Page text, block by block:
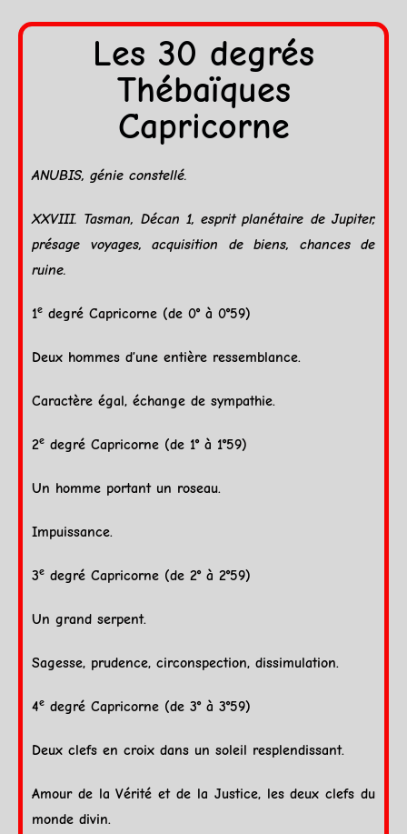
Les 30 degrés
Thébaïques
Capricorne
ANUBIS, génie constellé.
XXVIII. Tasman, Décan 1, esprit planétaire deJupiter,
présage voyages, acquisition de biens, chances de
ruine.
1e degré Capricorne (de 0° à 0°59)
Deux hommes d’une entière ressemblance.
Caractère égal, échange de sympathie.
2e degré Capricorne (de 1° à 1°59)
Un homme portant un roseau.
Impuissance.
3e degré Capricorne (de 2° à 2°59)
Un grand serpent.
Sagesse, prudence, circonspection, dissimulation.
4e degré Capricorne (de 3° à 3°59)
Deux clefs en croix dans un soleil resplendissant.
Amour de la Vérité et de la Justice, les deux clefs du
monde divin.